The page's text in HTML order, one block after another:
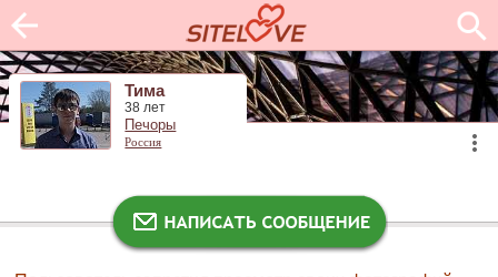
Тима
38 лет
Печоры
Россия